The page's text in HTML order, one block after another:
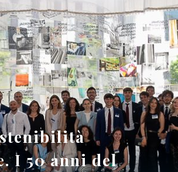
I 50 anni del